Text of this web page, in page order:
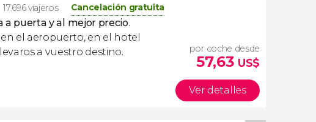
17.696 viajeros Cancelación gratuita
a puerta y al mejor precio.
el aeropuerto, en el hotel
a vuestro destino.
por coche desde
57,63 US$
Ver detalles